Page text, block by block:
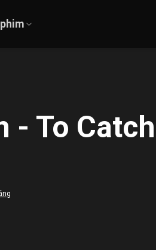
- To